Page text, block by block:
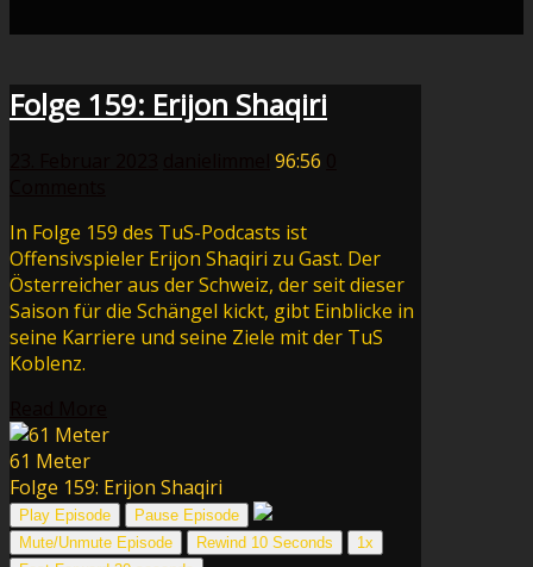
Folge 159: Erijon Shaqiri
96:56
In Folge 159 des TuS-Podcasts ist
Offensivspieler Erijon Shaqiri zu Gast. Der
Österreicher aus der Schweiz, der seit dieser
Saison für die Schängel kickt, gibt Einblicke in
seine Karriere und seine Ziele mit der TuS
Koblenz.
61 Meter
Folge 159: Erijon Shaqiri
Play Episode
Pause Episode
Mute/Unmute Episode
Rewind 10 Seconds
1x